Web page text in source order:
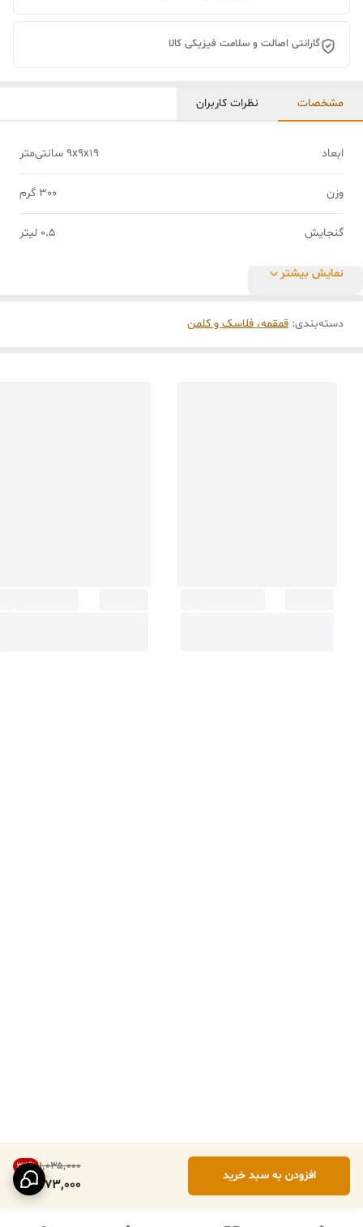
گارانتی اصالت و سلامت فیزیکی کالا
۱٬۰۳۵٬۰۰۰ 34%
673,000
افزودن به سبد خرید
مشخصات نظرات کاربران
ابعاد 9x9x19 سانتی‌متر
وزن 300 گرم
گنجایش 0.5 لیتر
نمایش بیشتر
دسته‌بندی: قمقمه، فلاسک و کلمن